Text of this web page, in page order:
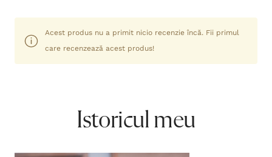
Acest produs nu a primit nicio recenzie încă. Fii primul
care recenzează acest produs!
Istoricul meu